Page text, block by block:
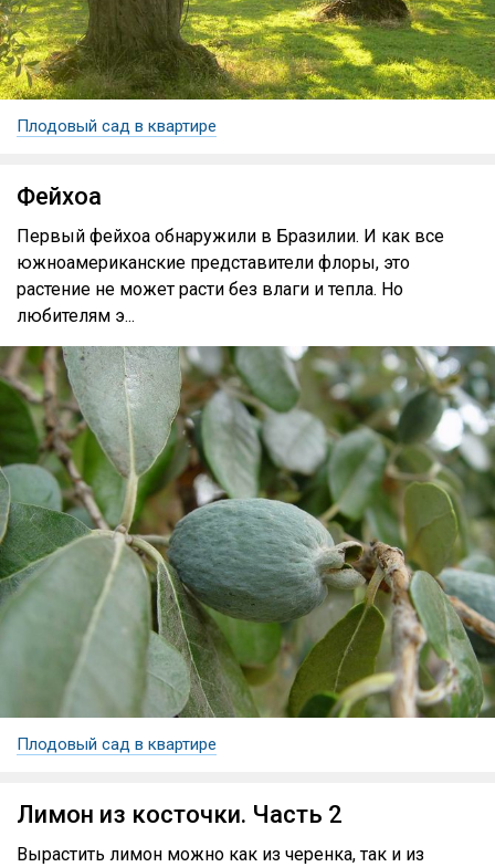
Плодовый сад в квартире
Фейхоа
Первый фейхоа обнаружили в Бразилии. И как все
южноамериканские представители флоры, это
растение не может расти без влаги и тепла. Но
любителям э...
Плодовый сад в квартире
Лимон из косточки. Часть 2
Вырастить лимон можно как из черенка, так и из